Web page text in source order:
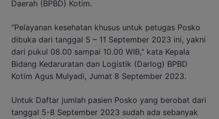
Daerah (BPBD) Kotim.
“Pelayanan kesehatan khusus untuk petugas Posko
dibuka dari tanggal 5 – 11 September 2023 ini, yakni
dari pukul 08.00 sampai 10.00 WIB,” kata Kepala
Bidang Kedaruratan dan Logistik (Darlog) BPBD
Kotim Agus Mulyadi, Jumat 8 September 2023.
Untuk Daftar jumlah pasien Posko yang berobat dari
tanggal 5-8 September 2023 sudah ada sebanyak